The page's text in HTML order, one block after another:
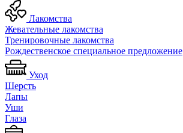
Лакомства
Жевательные лакомства
Тренировочные лакомства
Рождественское специальное предложение
Уход
Шерсть
Лапы
Уши
Глаза